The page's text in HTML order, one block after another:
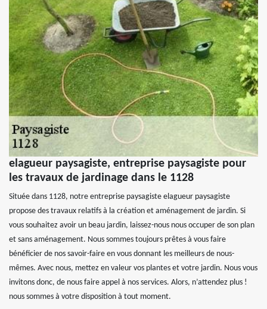
elagueur paysagiste, entreprise paysagiste pour
les travaux de jardinage dans le 1128
Située dans 1128, notre entreprise paysagiste elagueur paysagiste
propose des travaux relatifs à la création et aménagement de jardin. Si
vous souhaitez avoir un beau jardin, laissez-nous nous occuper de son plan
et sans aménagement. Nous sommes toujours prêtes à vous faire
bénéficier de nos savoir-faire en vous donnant les meilleurs de nous-
mêmes. Avec nous, mettez en valeur vos plantes et votre jardin. Nous vous
invitons donc, de nous faire appel à nos services. Alors, n’attendez plus !
nous sommes à votre disposition à tout moment.